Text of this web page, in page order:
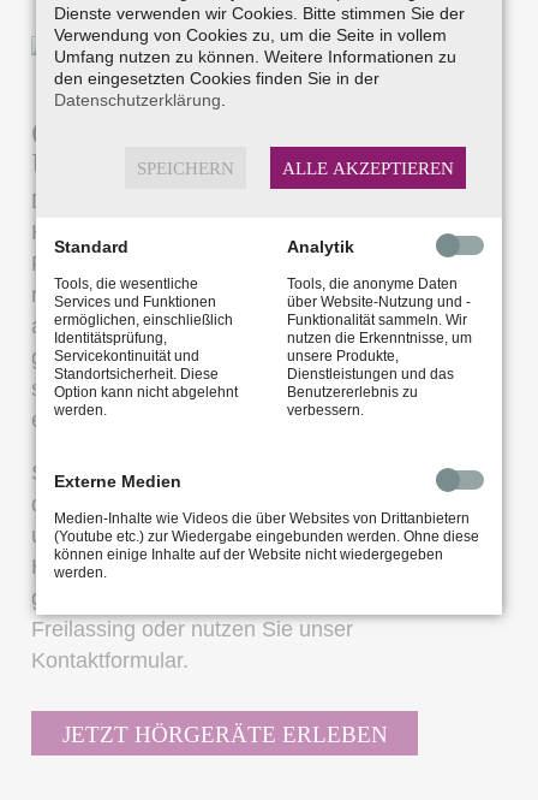
Gut hören in Freilassing und
Umgebung
Das Fachgeschäft Wiedenmann & Philipp
Hörsysteme befindet sich in zentraler Lage in der
Fußgängerzone von Freilassing. In unserem
modernen und barrierefreien Geschäft mit
ausreichender Ausleuchtung finden Sie eine
große Auswahl an Hörgeräten und Zubehör,
sowie eine kompetente Beratung durch unsere
erfahrenen Hörakustiker.
Sie wollen einen kostenfreien Hörtest
durchführen lassen, oder einen Termin für ein
unverbindliches Probetragen von modernen
Hörsystemen vereinbaren? Kontaktieren Sie uns
gerne in unserem Hörakustikbetrieb in
Freilassing oder nutzen Sie unser
Kontaktformular.
JETZT HÖRGERÄTE ERLEBEN
Dienste verwenden wir Cookies. Bitte stimmen Sie der
Verwendung von Cookies zu, um die Seite in vollem
Umfang nutzen zu können. Weitere Informationen zu
den eingesetzten Cookies finden Sie in der
Datenschutzerklärung
SPEICHERN ALLE AKZEPTIEREN
Standard
Tools, die wesentliche
Services und Funktionen
ermöglichen, einschließlich
Identitätsprüfung,
Servicekontinuität und
Standortsicherheit. Diese
Option kann nicht abgelehnt
werden.
Analytik
Tools, die anonyme Daten
über Website-Nutzung und -
Funktionalität sammeln. Wir
nutzen die Erkenntnisse, um
unsere Produkte,
Dienstleistungen und das
Benutzererlebnis zu
verbessern.
Externe Medien
Medien-Inhalte wie Videos die über Websites von Drittanbietern
(Youtube etc.) zur Wiedergabe eingebunden werden. Ohne diese
können einige Inhalte auf der Website nicht wiedergegeben
werden.